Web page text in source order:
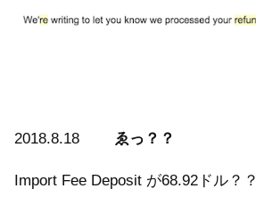
2018.8.18 ゑっ？？
Import Fee Deposit が68.92ドル？？